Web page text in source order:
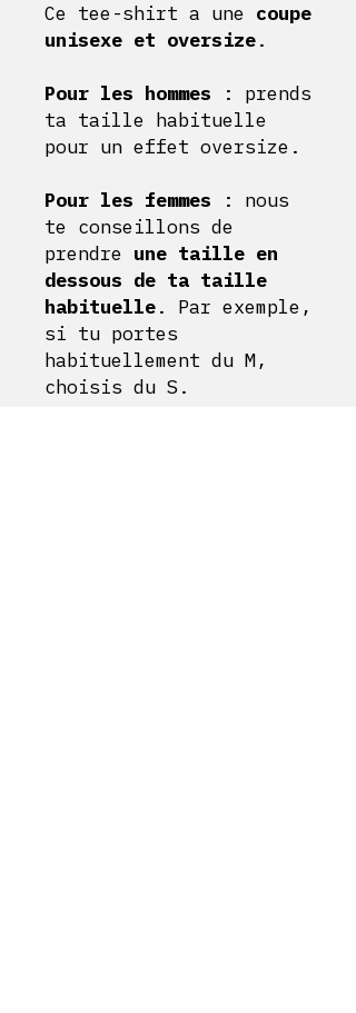
Ce tee-shirt a une coupe
unisexe et oversize.
Pour les hommes : prends
ta taille habituelle
pour un effet oversize.
Pour les femmes : nous
te conseillons de
prendre une taille en
dessous de ta taille
habituelle. Par exemple,
si tu portes
habituellement du M,
choisis du S.